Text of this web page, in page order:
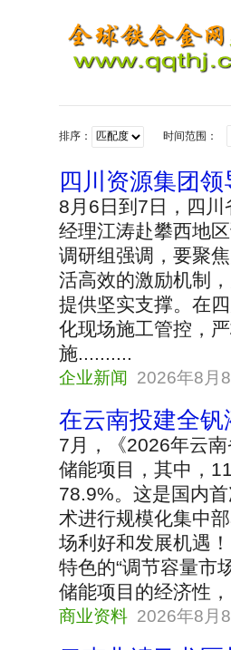
排序： 时间范围：
四川资源集团
8月6日到7日，四
经理江涛赴攀西地
调研组强调，要聚
活高效的激励机制
提供坚实支撑。在
化现场施工管控，
施..........
企业新闻 2026年8月
在云南投建全
7月，《2026年云
储能项目，其中，
78.9%。这是国内
术进行规模化集中
场利好和发展机遇
特色的“调节容量市
储能项目的经济性
商业资料 2026年8月